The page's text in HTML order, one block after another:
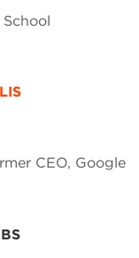
CEO, Google